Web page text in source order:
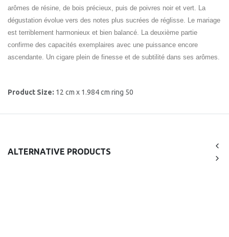
arômes de résine, de bois précieux, puis de poivres noir et vert. La
dégustation évolue vers des notes plus sucrées de réglisse. Le mariage
est terriblement harmonieux et bien balancé. La deuxième partie
confirme des capacités exemplaires avec une puissance encore
ascendante. Un cigare plein de finesse et de subtilité dans ses arômes.
Product Size: 12 cm x 1.984 cm ring 50
ALTERNATIVE PRODUCTS